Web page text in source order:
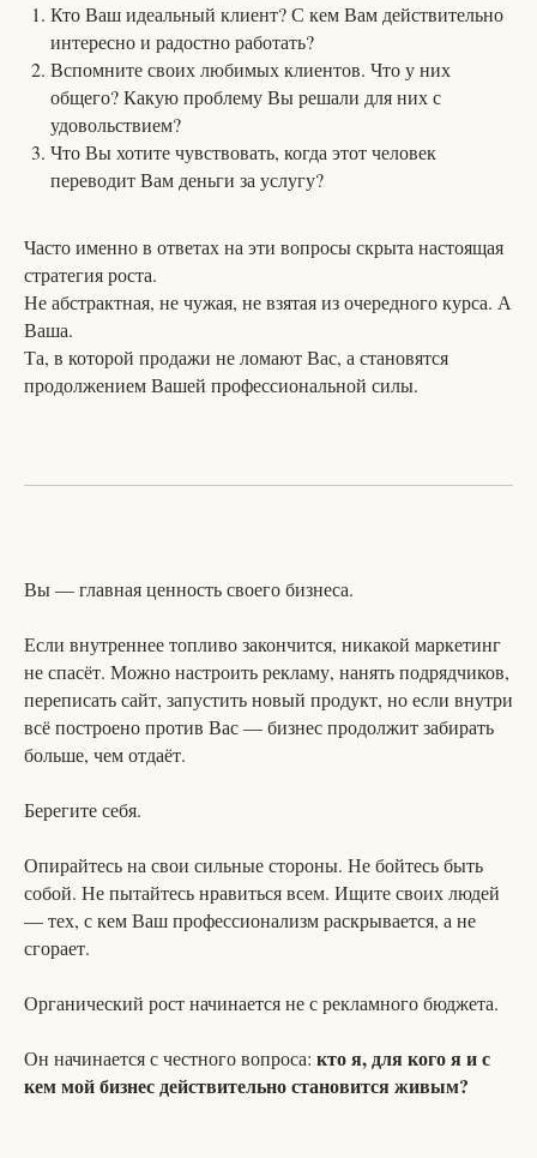
Кто Ваш идеальный клиент? С кем Вам действительно
интересно и радостно работать?
Вспомните своих любимых клиентов. Что у них
общего? Какую проблему Вы решали для них с
удовольствием?
Что Вы хотите чувствовать, когда этот человек
переводит Вам деньги за услугу?
Часто именно в ответах на эти вопросы скрыта настоящая
стратегия роста.
Не абстрактная, не чужая, не взятая из очередного курса. А
Ваша.
Та, в которой продажи не ломают Вас, а становятся
продолжением Вашей профессиональной силы.
Вы — главная ценность своего бизнеса.
Если внутреннее топливо закончится, никакой маркетинг
не спасёт. Можно настроить рекламу, нанять подрядчиков,
переписать сайт, запустить новый продукт, но если внутри
всё построено против Вас — бизнес продолжит забирать
больше, чем отдаёт.
Берегите себя.
Опирайтесь на свои сильные стороны. Не бойтесь быть
собой. Не пытайтесь нравиться всем. Ищите своих людей
— тех, с кем Ваш профессионализм раскрывается, а не
сгорает.
Органический рост начинается не с рекламного бюджета.
Он начинается с честного вопроса: кто я, для кого я и с
кем мой бизнес действительно становится живым?